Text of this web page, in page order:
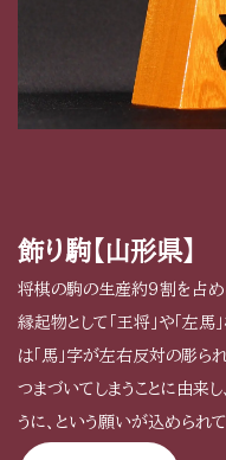
飾り駒【山形県】
将棋の駒の生産約９割を占め
縁起物として「王将」や「左馬
は「馬」字が左右反対の彫ら
つまづいてしまうことに由来
うに、という願いが込められて